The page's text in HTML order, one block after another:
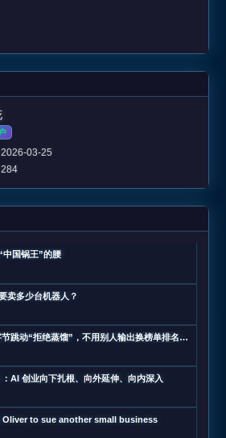
03-25
中国锅王”的腰
卖多少台机器人？
【数智周报】张一鸣：字节跳动“拒绝蒸馏”，不用别人输出换榜单排名；三星发布下一代AI存储路线图，展示zHBM和400层以上V10 NAND技术；闪迪第四财季营收超预期增长372%，数据中心收入增近13
AI 创业向下扎根、向外延伸、向内深入
Oliver to sue another small business